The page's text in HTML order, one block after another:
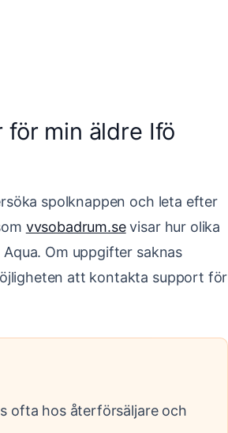
min äldre Ifö
spolknappen och leta efter
vvsobadrum.sevisar hur olika
Om uppgifter saknas
att kontakta support för
ofta hos återförsäljare och